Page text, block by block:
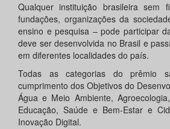
Qualquer instituição brasileira sem
fundações, organizações da
ensino e pesquisa – pode participar
deve ser desenvolvida no Brasil e
em diferentes localidades do país.
Todas as categorias do prêmio
cumprimento dos Objetivos do
Água e Meio Ambiente,
Educação, Saúde e Bem-Estar e
Inovação Digital.